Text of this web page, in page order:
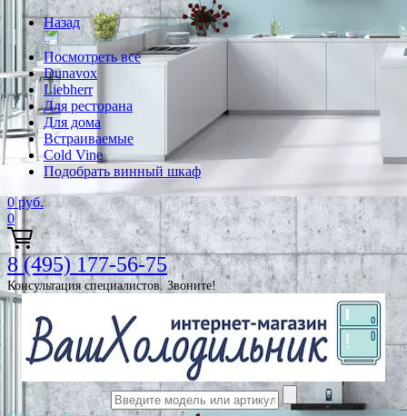
Назад
Посмотреть все
Dunavox
Liebherr
Для ресторана
Для дома
Встраиваемые
Cold Vine
Подобрать винный шкаф
0 руб.
0
8 (495) 177-56-75
Консультация специалистов. Звоните!